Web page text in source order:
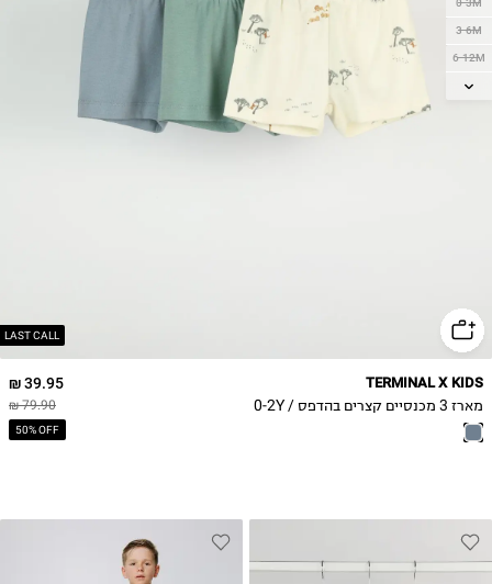
LAST CALL
0-3M
3-6M
6-12M
12-18M
39.95 ₪
79.90 ₪
50% OFF
TERMINAL X KIDS
מארז 3 מכנסיים קצרים בהדפס / 0-2Y